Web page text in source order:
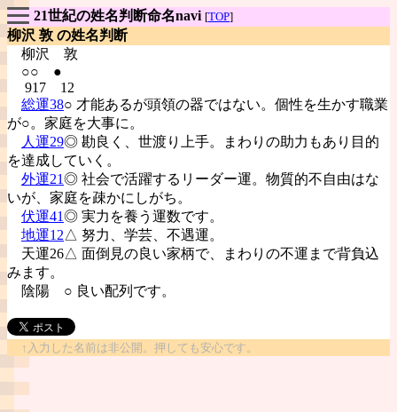
21世紀の姓名判断命名navi [TOP]
柳沢 敦 の姓名判断
柳沢 敦
○○ ●
917 12
総運38○ 才能あるが頭領の器ではない。個性を生かす職業
が○。家庭を大事に。
人運29◎ 勘良く、世渡り上手。まわりの助力もあり目的
を達成していく。
外運21◎ 社会で活躍するリーダー運。物質的不自由はな
いが、家庭を疎かにしがち。
伏運41◎ 実力を養う運数です。
地運12△ 努力、学芸、不遇運。
天運26△ 面倒見の良い家柄で、まわりの不運まで背負込
みます。
陰陽 ○ 良い配列です。
↑入力した名前は非公開。押しても安心です。